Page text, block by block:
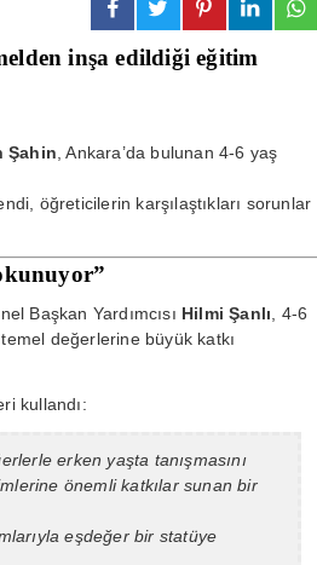
inşa edildiği eğitim
Şahin , Ankara’da bulunan 4-6 yaş
öğreticilerin karşılaştıkları sorunlar
Başkan Yardımcısı Hilmi Şanlı , 4-6
değerlerine büyük katkı
kullandı:
erken yaşta tanışmasını
önemli katkılar sunan bir
eşdeğer bir statüye